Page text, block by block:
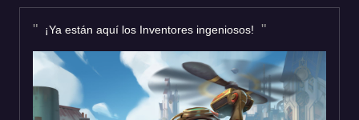
¡Ya están aquí los Inventores ingeniosos!